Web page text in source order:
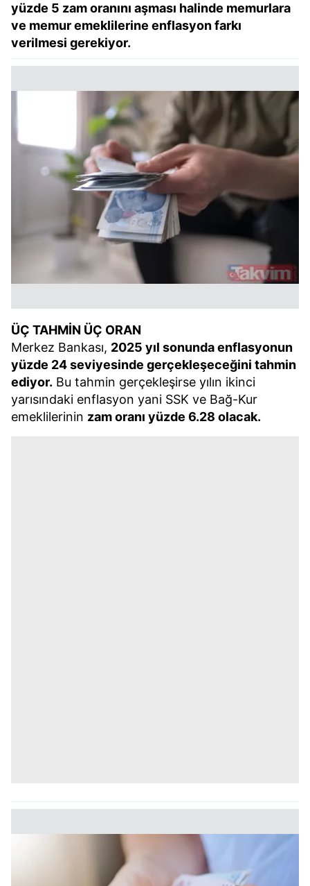
yüzde 5 zam oranını aşması halinde memurlara
ve memur emeklilerine enflasyon farkı
verilmesi gerekiyor.
ÜÇ TAHMİN ÜÇ ORAN
Merkez Bankası, 2025 yıl sonunda enflasyonun
yüzde 24 seviyesinde gerçekleşeceğini tahmin
ediyor. Bu tahmin gerçekleşirse yılın ikinci
yarısındaki enflasyon yani SSK ve Bağ-Kur
emeklilerinin zam oranı yüzde 6.28 olacak.